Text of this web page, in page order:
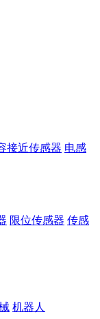
接近传感器 电感
限位传感器 传感
机器人